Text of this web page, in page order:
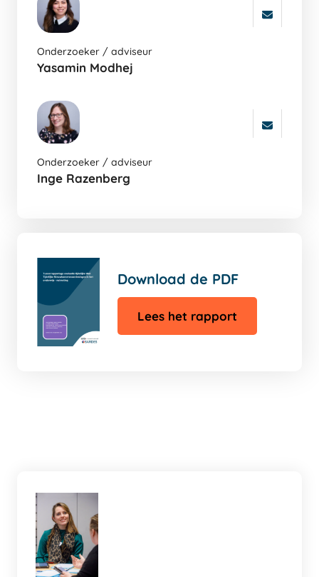
naar
de
pagina
Onderzoeker / adviseur
Yasamin Modhej
naar
de
Onderzoeker / adviseur
Inge Razenberg
Download de PDF
Lees het rapport